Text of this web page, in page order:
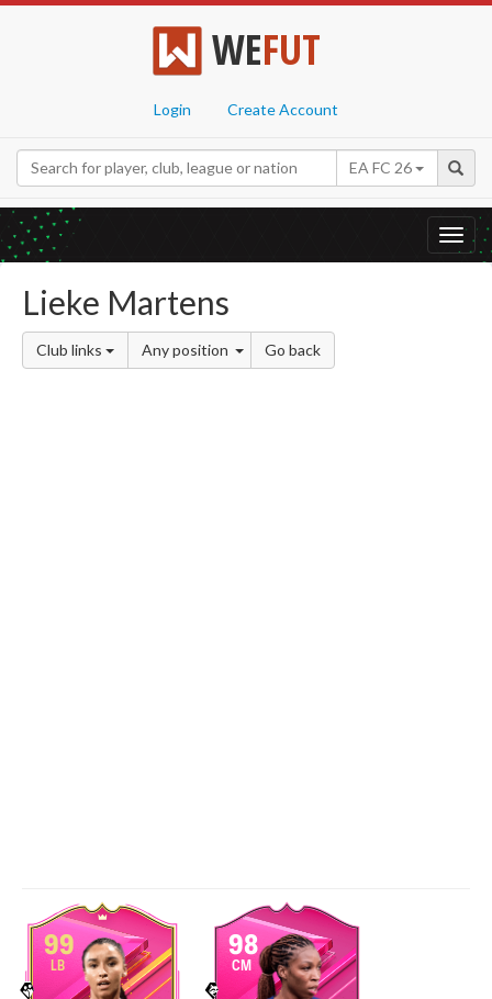
WEFUT
Login Create Account
EA FC 26
Lieke Martens
Club links Any position Go back
99
LB
98
CM